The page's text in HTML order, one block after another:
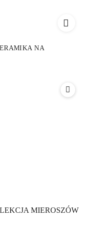
NA